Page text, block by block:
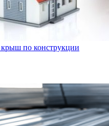
по конструкции